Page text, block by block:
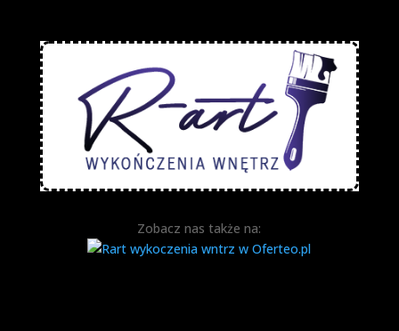
Zobacz nas także na: